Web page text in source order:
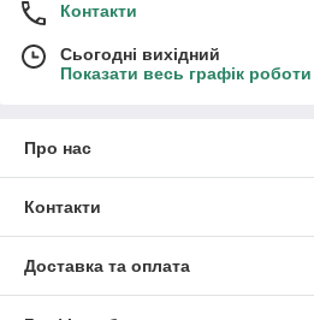
Контакти
Сьогодні вихідний
Показати весь графік роботи
Про нас
Контакти
Доставка та оплата